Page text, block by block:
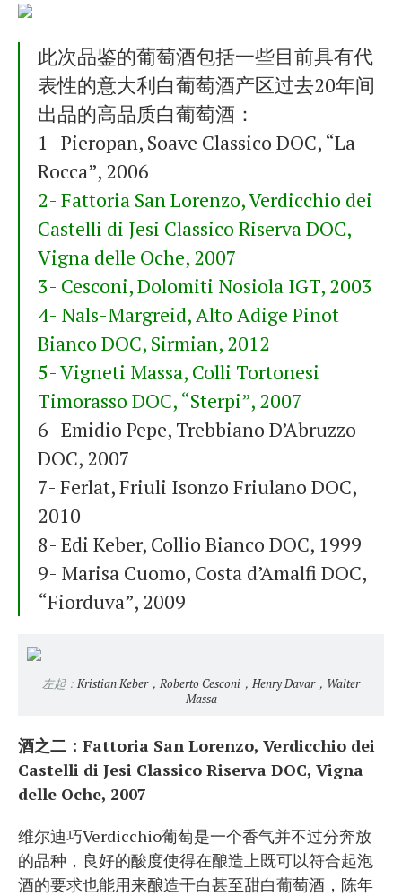
此次品鉴的葡萄酒包括一些目前具有代
表性的意大利白葡萄酒产区过去20年间
出品的高品质白葡萄酒：
1- Pieropan, Soave Classico DOC, “La
Rocca”, 2006
2- Fattoria San Lorenzo, Verdicchio dei
Castelli di Jesi Classico Riserva DOC,
Vigna delle Oche, 2007
3- Cesconi, Dolomiti Nosiola IGT, 2003
4- Nals-Margreid, Alto Adige Pinot
Bianco DOC, Sirmian, 2012
5- Vigneti Massa, Colli Tortonesi
Timorasso DOC, “Sterpi”, 2007
6- Emidio Pepe, Trebbiano D’Abruzzo
DOC, 2007
7- Ferlat, Friuli Isonzo Friulano DOC,
2010
8- Edi Keber, Collio Bianco DOC, 1999
9- Marisa Cuomo, Costa d’Amalfi DOC,
“Fiorduva”, 2009
左起： Kristian Keber， Roberto Cesconi，Henry Davar，Walter
Massa
酒之二：Fattoria San Lorenzo, Verdicchio dei
Castelli di Jesi Classico Riserva DOC, Vigna
delle Oche, 2007
维尔迪巧Verdicchio葡萄是一个香气并不过分奔放
的品种，良好的酸度使得在酿造上既可以符合起泡
酒的要求也能用来酿造干白甚至甜白葡萄酒，陈年